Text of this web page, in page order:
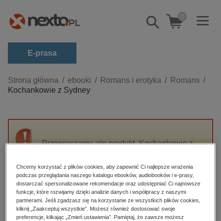
Pokaż/schowaj
wyszukiwarkę
0
E-prasa
Kategorie
Zobacz wszystkie E-prasa
budownictwo, aranżacja wnętrz
darmowe wydania
edukacja
hobby, sport, rozrywka
komputery, internet, technologie, informatyka
Strona główna ebooki Romans i erotyka
Romans
Kochankowie z Sydney
Przepraszamy, ale produkt „Kochankowie z
High-contrast mode
Polecane
Chcemy korzystać z plików cookies, aby zapewnić Ci najlepsze wrażenia
podczas przeglądania naszego katalogu ebooków, audiobooków i e-prasy,
dostarczać spersonalizowane rekomendacje oraz udostępniać Ci najnowsze
funkcje, które rozwijamy dzięki analizie danych i współpracy z naszymi
partnerami. Jeśli zgadzasz się na korzystanie ze wszystkich plików cookies,
kliknij „Zaakceptuj wszystkie”. Możesz również dostosować swoje
preferencje, klikając „Zmień ustawienia”. Pamiętaj, że zawsze możesz